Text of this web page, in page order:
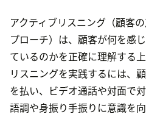
アクティブリスニング（顧客
プローチ）は、顧客が何を感
ているのかを正確に理解する
リスニングを実践するには、
を払い、ビデオ通話や対面で
語調や身振り手振りに意識を